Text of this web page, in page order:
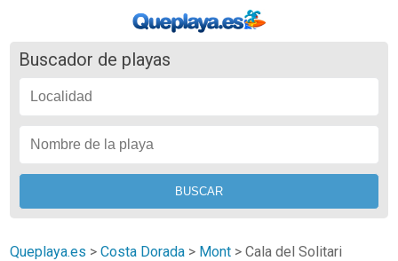
Buscador de playas
Queplaya.es >Costa Dorada > Mont >Cala del Solitari